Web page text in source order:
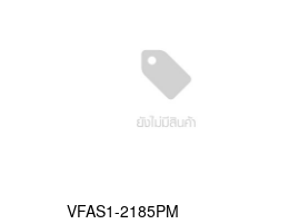
VFAS1-2185PM